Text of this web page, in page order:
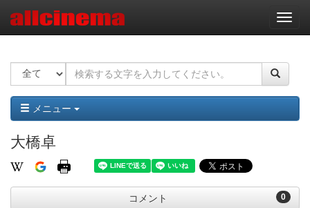
ナ
ビ
ー
ョ
ン
メニュー
大橋卓
0
コメント